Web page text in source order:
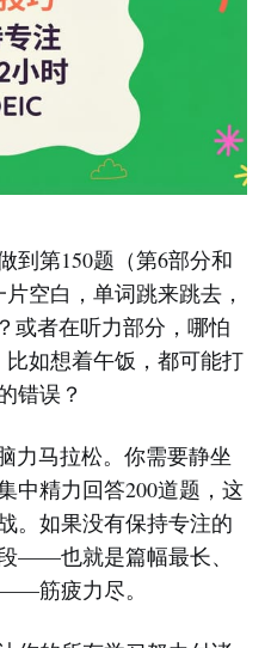
到第150题（第6部分和
空白，单词跳来跳去，
或者在听力部分，哪怕
如想着午饭，都可能打
错误？
力马拉松。你需要静坐
中精力回答200道题，这
。如果没有保持专注的
——也就是篇幅最长、
筋疲力尽。